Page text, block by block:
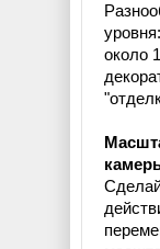
около